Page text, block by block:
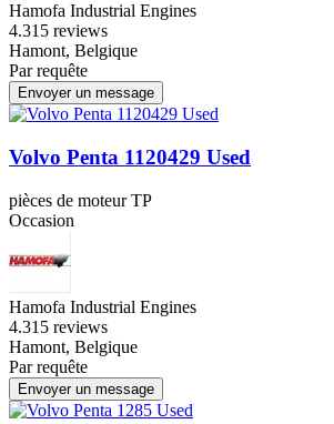
Hamofa Industrial Engines
4.315 reviews
Hamont, Belgique
Par requête
Envoyer un message
Volvo Penta 1120429 Used
pièces de moteur TP
Occasion
Hamofa Industrial Engines
4.315 reviews
Hamont, Belgique
Par requête
Envoyer un message